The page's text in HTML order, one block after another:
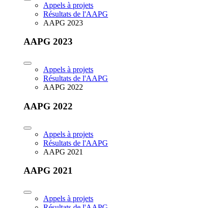
Appels à projets
Résultats de l'AAPG
AAPG 2023
AAPG 2023
Appels à projets
Résultats de l'AAPG
AAPG 2022
AAPG 2022
Appels à projets
Résultats de l'AAPG
AAPG 2021
AAPG 2021
Appels à projets